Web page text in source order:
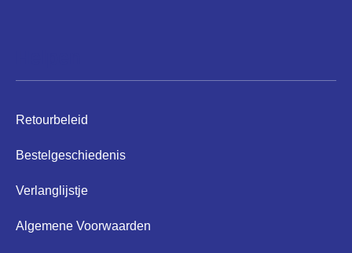
Retourbeleid
Bestelgeschiedenis
Verlanglijstje
Algemene Voorwaarden